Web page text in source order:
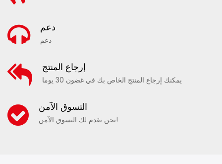
دعم
دعم
إرجاع المنتج
يمكنك إرجاع المنتج الخاص بك في غضون 30 يوما
التسوق الآمن
نحن نقدم لك التسوق الآمن!